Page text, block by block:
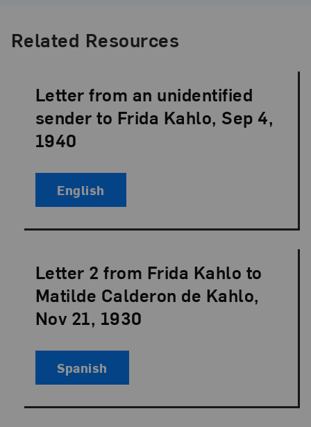
Related Resources
Letter from an unidentified
sender to Frida Kahlo, Sep 4,
1940
Language:
English
Letter 2 from Frida Kahlo to
Matilde Calderon de Kahlo,
Nov 21, 1930
Language:
Spanish